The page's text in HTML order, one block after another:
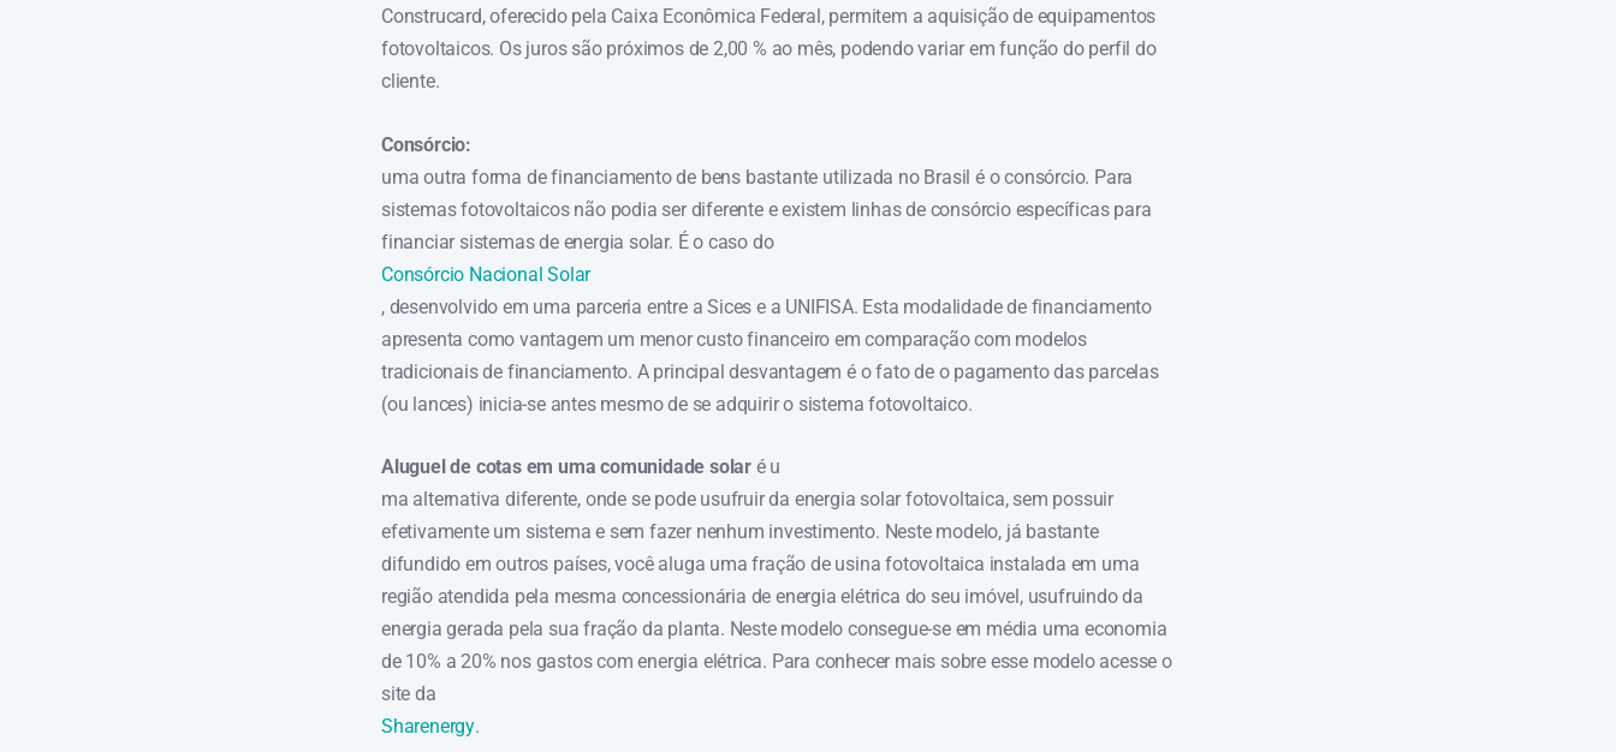
Construcard, oferecido pela Caixa Econômica Federal, permitem a aquisição de equipamentos
fotovoltaicos. Os juros são próximos de 2,00 % ao mês, podendo variar em função do perfil do
cliente.
Consórcio:
uma outra forma de financiamento de bens bastante utilizada no Brasil é o consórcio. Para
sistemas fotovoltaicos não podia ser diferente e existem linhas de consórcio específicas para
financiar sistemas de energia solar. É o caso do
Consórcio Nacional Solar
, desenvolvido em uma parceria entre a Sices e a UNIFISA. Esta modalidade de financiamento
apresenta como vantagem um menor custo financeiro em comparação com modelos
tradicionais de financiamento. A principal desvantagem é o fato de o pagamento das parcelas
(ou lances) inicia-se antes mesmo de se adquirir o sistema fotovoltaico.
Aluguel de cotas em uma comunidade solar é u
ma alternativa diferente, onde se pode usufruir da energia solar fotovoltaica, sem possuir
efetivamente um sistema e sem fazer nenhum investimento. Neste modelo, já bastante
difundido em outros países, você aluga uma fração de usina fotovoltaica instalada em uma
região atendida pela mesma concessionária de energia elétrica do seu imóvel, usufruindo da
energia gerada pela sua fração da planta. Neste modelo consegue-se em média uma economia
de 10% a 20% nos gastos com energia elétrica. Para conhecer mais sobre esse modelo acesse o
site da
Sharenergy.